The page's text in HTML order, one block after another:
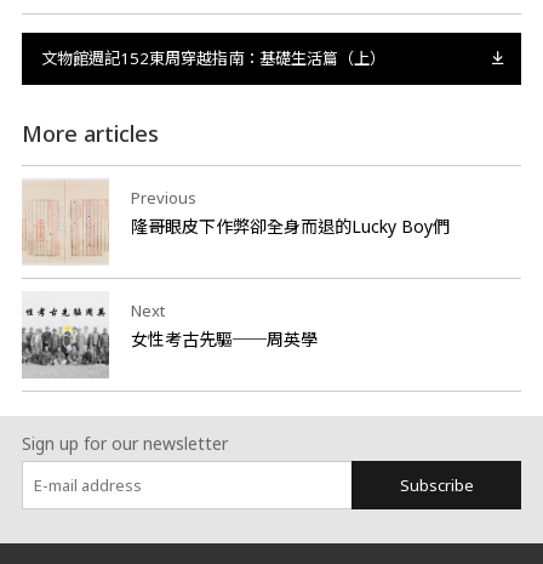
文物館週記152東周穿越指南：基礎生活篇（上）
More articles
Previous
隆哥眼皮下作弊卻全身而退的Lucky Boy們
Next
女性考古先驅──周英學
Sign up for our newsletter
Subscribe
:::